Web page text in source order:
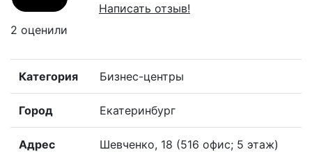
Написать отзыв!
2 оценили
Категория Бизнес-центры
Город Екатеринбург
Адрес Шевченко, 18 (516 офис; 5 этаж)